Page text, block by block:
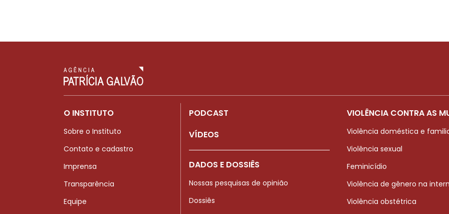
O INSTITUTO
Sobre o Instituto
Contato e cadastro
Imprensa
Transparência
Equipe
PODCAST
VÍDEOS
DADOS E DOSSIÊS
Nossas pesquisas de opinião
Dossiês
VIOLÊNCIA CONTRA AS
Violência doméstica e
Violência sexual
Feminicídio
Violência de gênero na
Violência obstétrica